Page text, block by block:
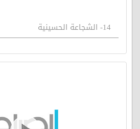
14- الشجاعة الحسينية